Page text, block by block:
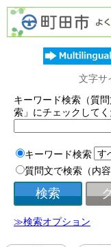
文字サ
キーワード検索（質
索」にチェックしてく
キーワード検索
質問文で検索（内
≫検索オプション